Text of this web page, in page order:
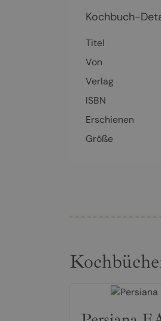
Kochbuch-
Titel
Von
Verlag
ISBN
Erschienen
Größe